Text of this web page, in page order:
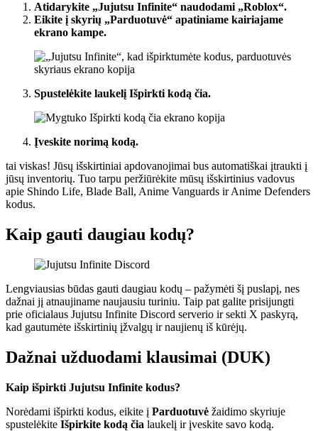
Atidarykite „Jujutsu Infinite“ naudodami „Roblox“.
Eikite į skyrių „Parduotuvė“ apatiniame kairiajame
ekrano kampe.
Spustelėkite laukelį Išpirkti kodą čia.
Įveskite norimą kodą.
tai viskas! Jūsų išskirtiniai apdovanojimai bus automatiškai įtraukti į
jūsų inventorių. Tuo tarpu peržiūrėkite mūsų išskirtinius vadovus
apie Shindo Life, Blade Ball, Anime Vanguards ir Anime Defenders
kodus.
Kaip gauti daugiau kodų?
Lengviausias būdas gauti daugiau kodų – pažymėti šį puslapį, nes
dažnai jį atnaujiname naujausiu turiniu. Taip pat galite prisijungti
prie oficialaus Jujutsu Infinite Discord serverio ir sekti X paskyrą,
kad gautumėte išskirtinių įžvalgų ir naujienų iš kūrėjų.
Dažnai užduodami klausimai (DUK)
Kaip išpirkti Jujutsu Infinite kodus?
Norėdami išpirkti kodus, eikite į Parduotuvė žaidimo skyriuje
spustelėkite Išpirkite kodą čia laukelį ir įveskite savo kodą.